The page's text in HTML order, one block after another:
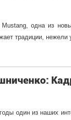
Mustang, одна из
традиции,
один из наших